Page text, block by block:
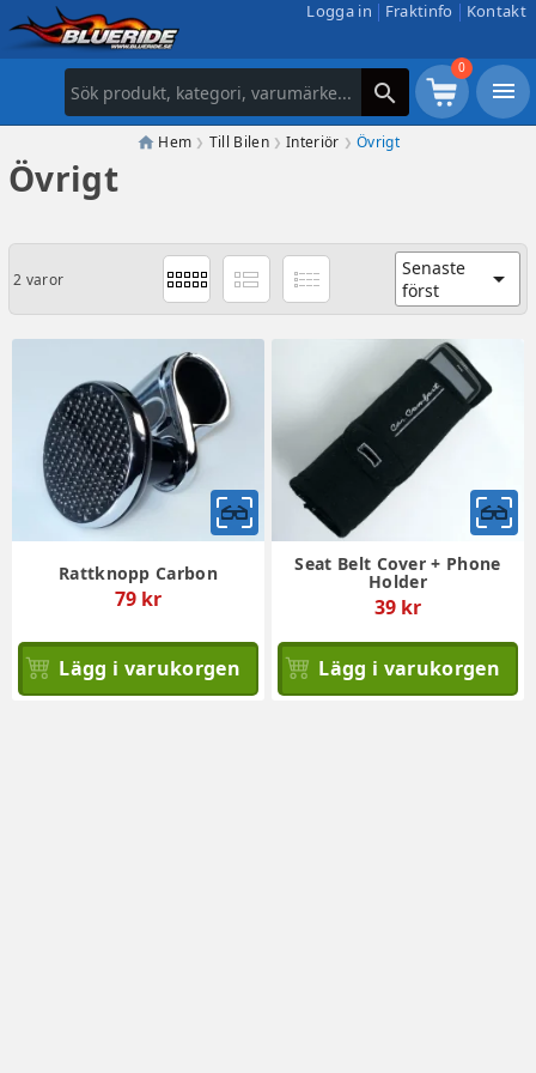
Kontakt
Fraktinfo
Logga in
search
0
menu
Hem Till Bilen Interiör Övrigt
Övrigt
2 varor
Senaste
först
arrow_drop_down
Rattknopp Carbon
79 kr
Lägg i varukorgen
Seat Belt Cover + Phone
Holder
39 kr
Lägg i varukorgen